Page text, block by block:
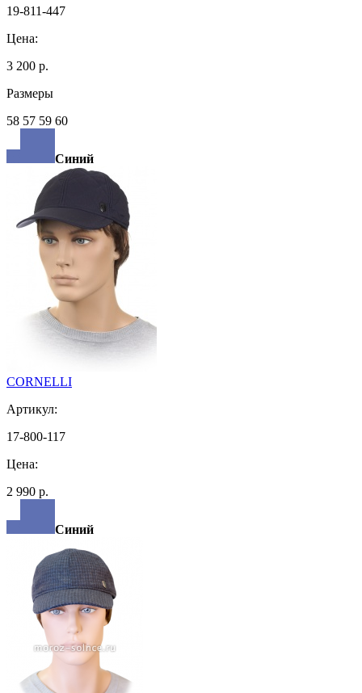
19-811-447
Цена:
3 200 р.
Размеры
58 57 59 60
Синий
CORNELLI
Артикул:
17-800-117
Цена:
2 990 р.
Синий